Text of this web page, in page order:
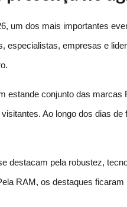
um dos mais importantes
especialistas, empresas e
estande conjunto das
Ao longo dos dias
destacam pela robustez,
RAM, os destaques